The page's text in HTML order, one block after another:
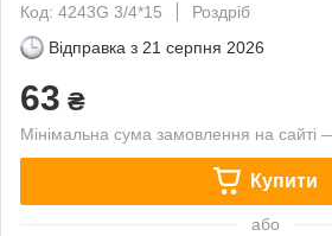
Код: 4243G 3/4*15
Роздріб
Відправка з 21 серпня 2026
63 ₴
Мінімальна сума замовлення на сайті
Купити
або